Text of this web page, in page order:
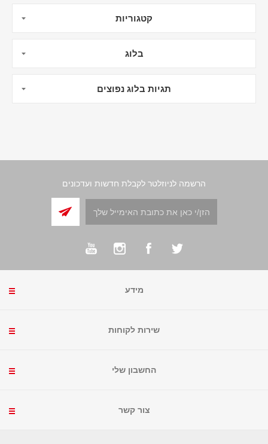
קטגוריות
בלוג
תגיות בלוג נפוצים
הרשמה לניוזלטר לקבלת חדשות ועדכונים
מידע
שירות לקוחות
החשבון שלי
צור קשר